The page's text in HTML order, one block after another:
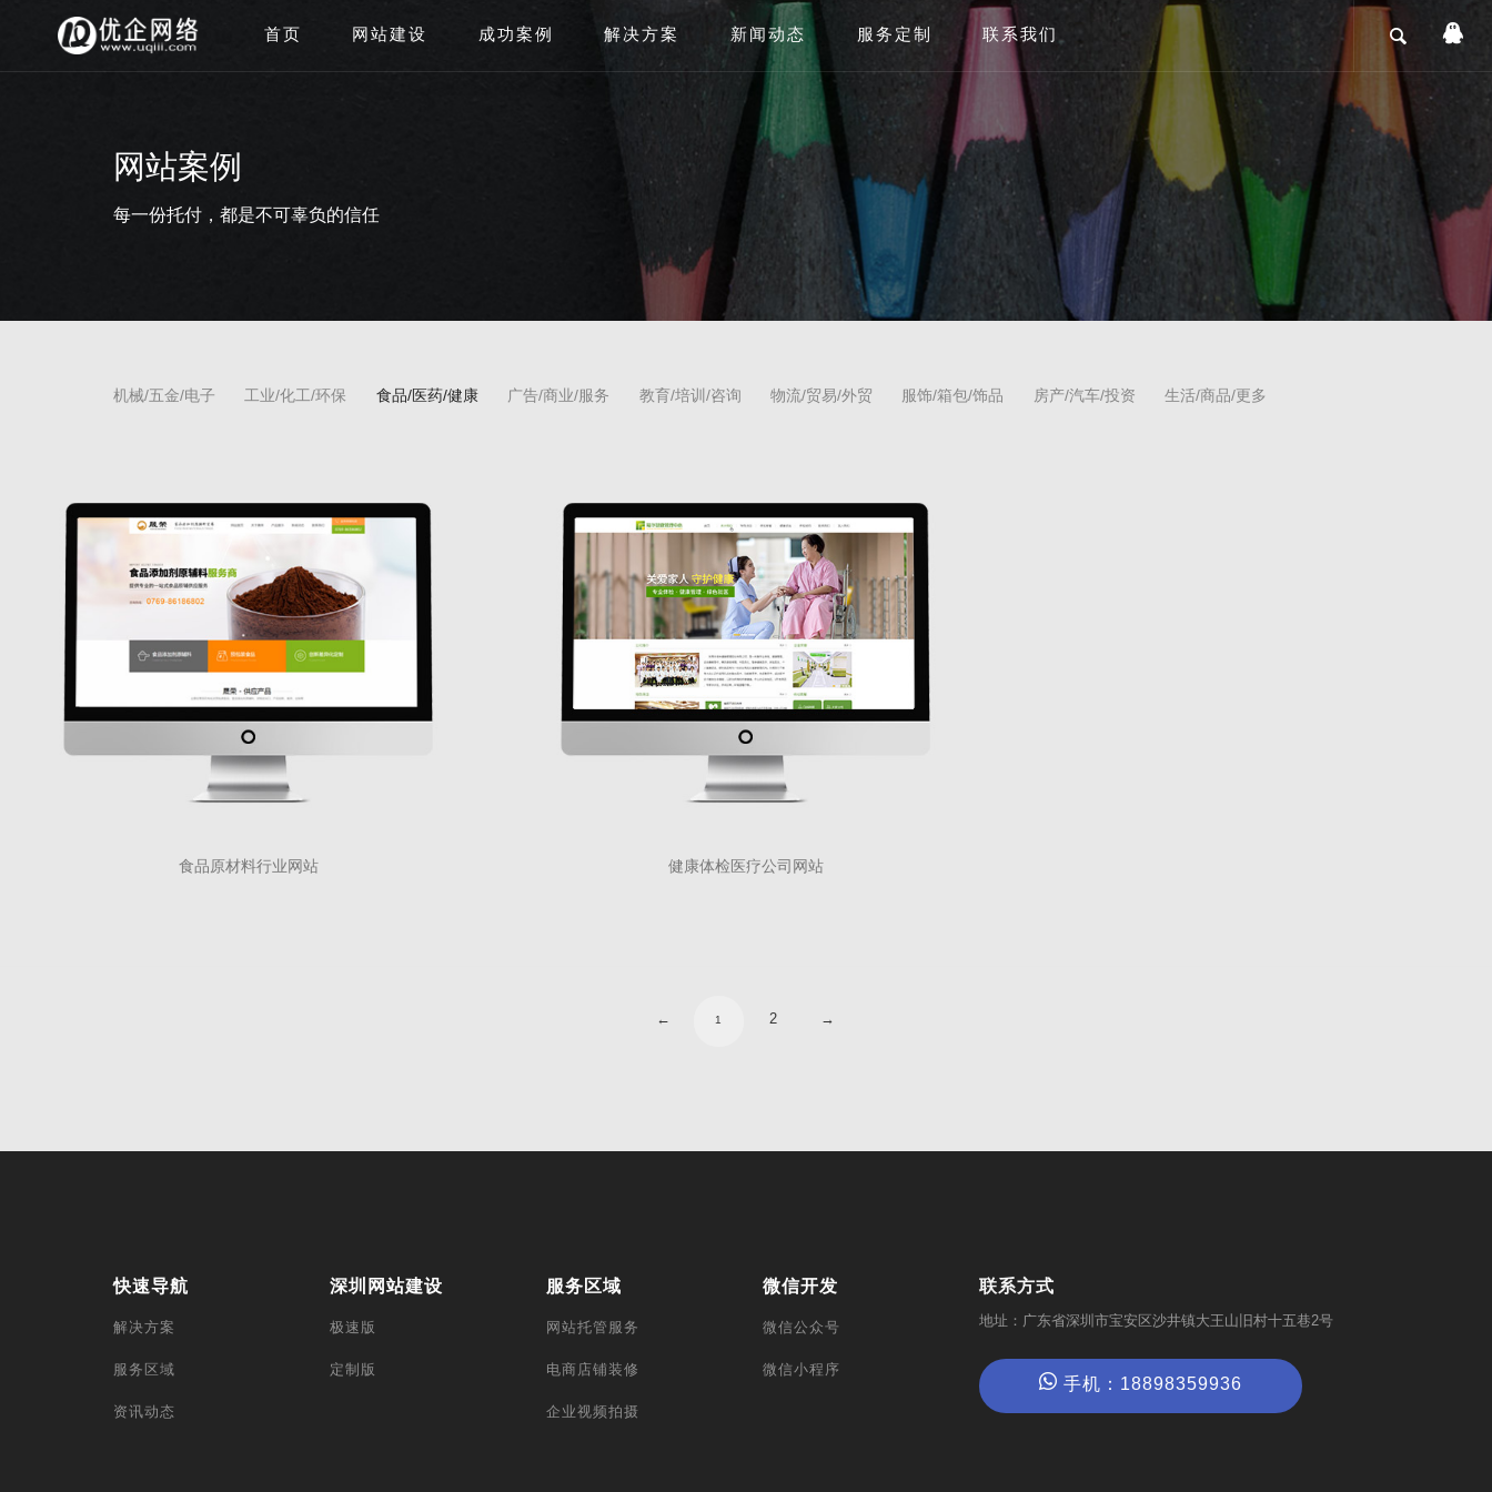
首页 网站建设 成功案例 解决方案 新闻动态 服务定制 联系我们
网站案例
每一份托付，都是不可辜负的信任
机械/五金/电子 工业/化工/环保 食品/医药/健康 广告/商业/服务 教育/培训/咨询 物流/贸易/外贸 服饰/箱包/饰品 房产/汽车/投资 生活/商品/更多
食品原材料行业网站 健康体检医疗公司网站
← 1 2 →
快速导航
解决方案
服务区域
资讯动态
深圳网站建设
极速版
定制版
服务区域
网站托管服务
电商店铺装修
企业视频拍摄
微信开发
微信公众号
微信小程序
联系方式
地址：广东省深圳市宝安区沙井镇大王山旧村十五巷2号
手机：18898359936